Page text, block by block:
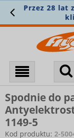
lat zaufało nam
klientów!
Spodnie do
1149-5
Kod produktu: 2-